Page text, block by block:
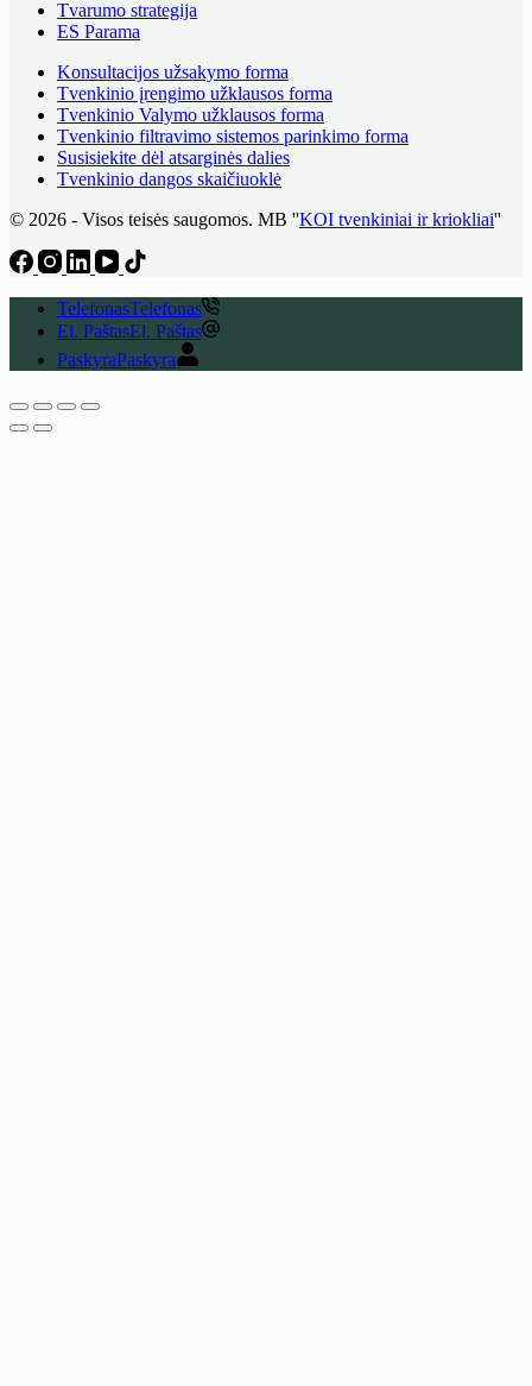
Tvarumo strategija
ES Parama
Konsultacijos užsakymo forma
Tvenkinio įrengimo užklausos forma
Tvenkinio Valymo užklausos forma
Tvenkinio filtravimo sistemos parinkimo forma
Susisiekite dėl atsarginės dalies
Tvenkinio dangos skaičiuoklė
© 2026 - Visos teisės saugomos. MB ''KOI tvenkiniai ir kriokliai''
TelefonasTelefonas
El. PaštasEl. Paštas
PaskyraPaskyra